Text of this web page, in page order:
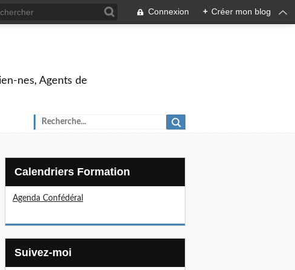
Connexion + Créer mon blog
nes, Agents de
Calendriers Formation
Agenda Confédéral
Suivez-moi